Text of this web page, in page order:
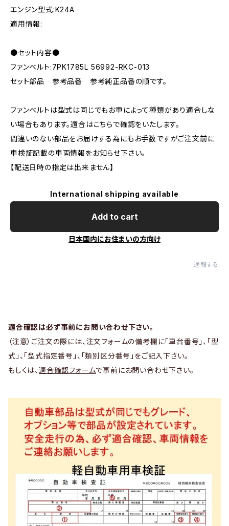
エンジン型式:K24A
適用情報:
●セット内容●
ファンベルト:7PK1785L 56992-RKC-013
セット部品 参考品番 参考純正品番の順です。
ファンベルトは型式は同じでもお車によって種類があり適合しな
い場合もあります。適合はこちらで確認をいたします。
間違いのない部品をお届けする為にもお手数ですがご注文前に
車検証記載の車両情報をお知らせ下さい。
【配送日時の指定は出来ません】
International shipping available
Add to cart
日本国内にお住まいの方向け
通報する
適合確認は必ず事前にお問い合わせ下さい。
（注意）ご注文の際には、注文フォームの備考欄に「車台番号」、「型
式」、「型式指定番号」、「類別区分番号」をご記入下さい。
もしくは、 適合確認フォームで事前にお問い合わせ下さい。